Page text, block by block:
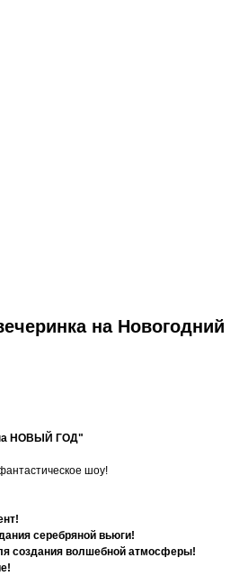
на Новогодний
НОВЫЙ ГОД"
шоу!
серебряной вьюги!
создания волшебной атмосферы!